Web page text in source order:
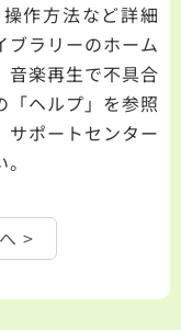
作方法など詳細
ブラリーのホーム
音楽再生で不具合
「ヘルプ」を参照
サポートセンター
>